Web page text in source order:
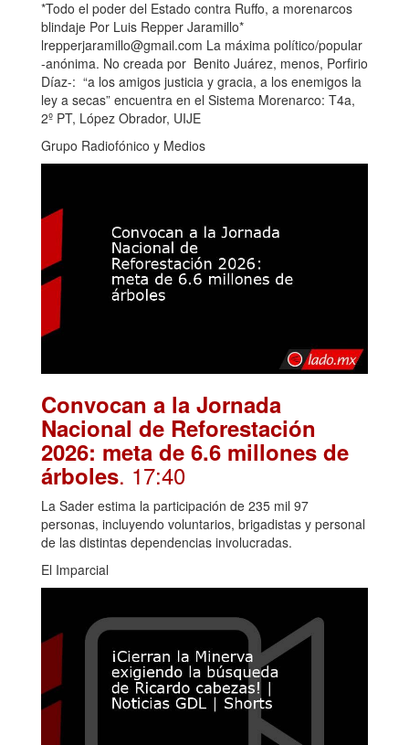
*Todo el poder del Estado contra Ruffo, a morenarcos
blindaje Por Luis Repper Jaramillo*
lrepperjaramillo@gmail.com La máxima político/popular
-anónima. No creada por Benito Juárez, menos, Porfirio
Díaz-: “a los amigos justicia y gracia, a los enemigos la
ley a secas” encuentra en el Sistema Morenarco: T4a,
2º PT, López Obrador, UIJE
Grupo Radiofónico y Medios
Convocan a la Jornada
Nacional de Reforestación
2026: meta de 6.6 millones de
árboles. 17:40
La Sader estima la participación de 235 mil 97
personas, incluyendo voluntarios, brigadistas y personal
de las distintas dependencias involucradas.
El Imparcial